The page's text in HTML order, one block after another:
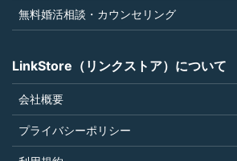
無料婚活相談・カウンセリング
LinkStore（リンクストア）について
会社概要
プライバシーポリシー